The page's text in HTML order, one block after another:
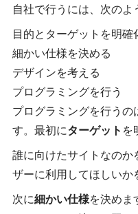
自社で行うには、次のよ
目的とターゲットを明確
細かい仕様を決める
デザインを考える
プログラミングを行う
プログラミングを行うの
す。最初にターゲット を
誰に向けたサイトなの
ザーに利用してほしいか
次に細かい仕様を決めま